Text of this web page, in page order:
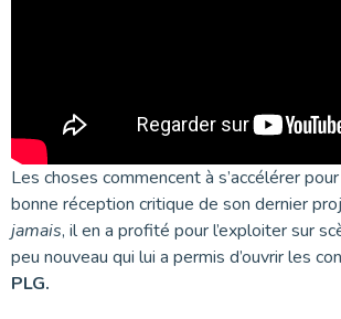
Les choses commencent à s’accélérer pour
bonne réception critique de son dernier
jamais, il en a profité pour l’exploiter sur
peu nouveau qui lui a permis d’ouvrir les
PLG.